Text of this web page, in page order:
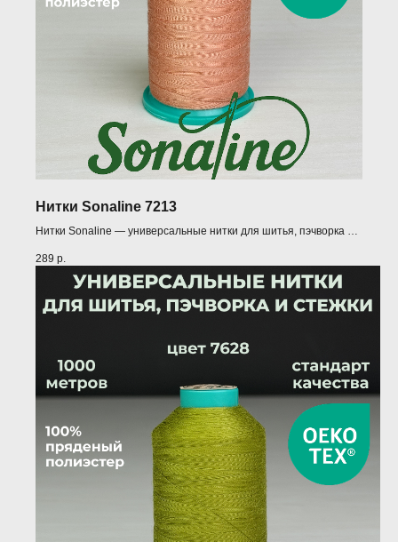
Нитки Sonaline 7213
Нитки Sonaline — универсальные нитки для шитья, пэчворка и
289 р.